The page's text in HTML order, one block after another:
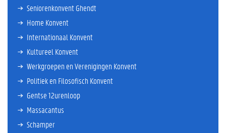
voorwaarden te
ontdekken. See
you at Student
Kick-Off 2013!
Seniorenkonvent Ghendt
Home Konvent
Internationaal Konvent
Kultureel Konvent
Werkgroepen en Verenigingen Konvent
Politiek en Filosofisch Konvent
Gentse 12urenloop
Massacantus
Schamper